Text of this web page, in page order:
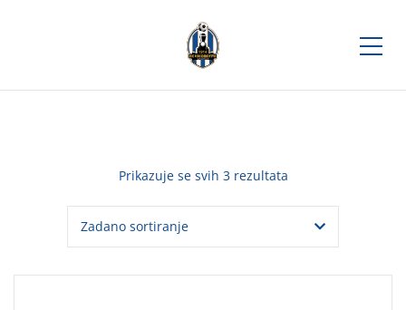
Prikazuje se svih 3 rezultata